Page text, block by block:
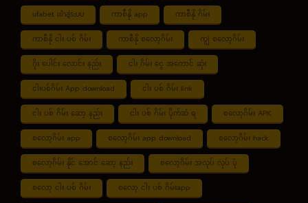
ufabet เข้าสู่ระบบ ကာစီနို app ကာစီနို ဂိမ်း
ကာစီနို ငါး ပစ် ဂိမ်း ကာစီနို စလော့ဂိမ်း ကျွဲ စလော့ဂိမ်း
ဂိုး ပေါင်း လောင်း နည်း ငါး ဂိမ်း ငွေ အကောင် ဆုံး
ငါးပစ်ဂိမ်း App download ငါး ပစ် ဂိမ်း link
ငါး ပစ် ဂိမ်း ဆော့ နည်း ငါး ပစ် ဂိမ်း ပိုက်ဆံ ရ စလော့ဂိမ်း APK
စလော့ဂိမ်း app စလော့ဂိမ်း app download စလော့ဂိမ်း hack
စလော့ဂိမ်း နိုင် အောင် ဆော့ နည်း စလော့ဂိမ်း အလုပ် လုပ် ပုံ
စလော့ ငါး ပစ် ဂိမ်း စလော့ ငါး ပစ် ဂိမ်းapp